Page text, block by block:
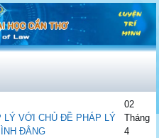
LÝ VỚI CHỦ ĐỀ PHÁP LÝ
ĐẲNG
02
Tháng
4